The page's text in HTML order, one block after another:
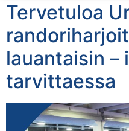
Tervetuloa
lauantaisin –
tarvittaessa